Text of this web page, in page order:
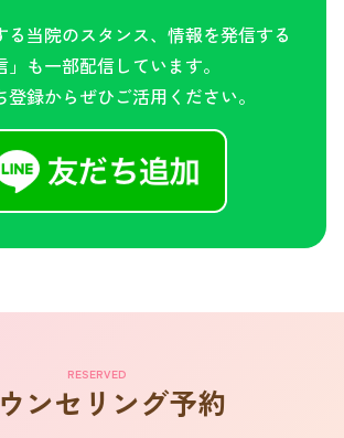
る当院のスタンス、情報を発信する
」も一部配信しています。
登録からぜひご活用ください。
RESERVED
ンセリング予約